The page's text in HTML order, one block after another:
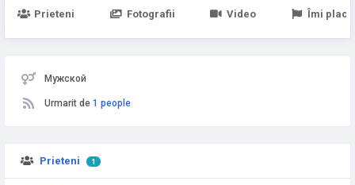
Prieteni Fotografii Video Îmi place
Мужской
Urmarit de 1 people
Prieteni 1